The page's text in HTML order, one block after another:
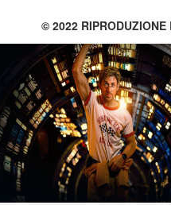
© 2022 RIPRODUZIONE